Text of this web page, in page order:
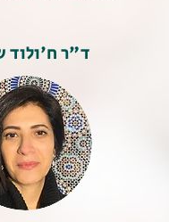
ד"ר ח'ולוד